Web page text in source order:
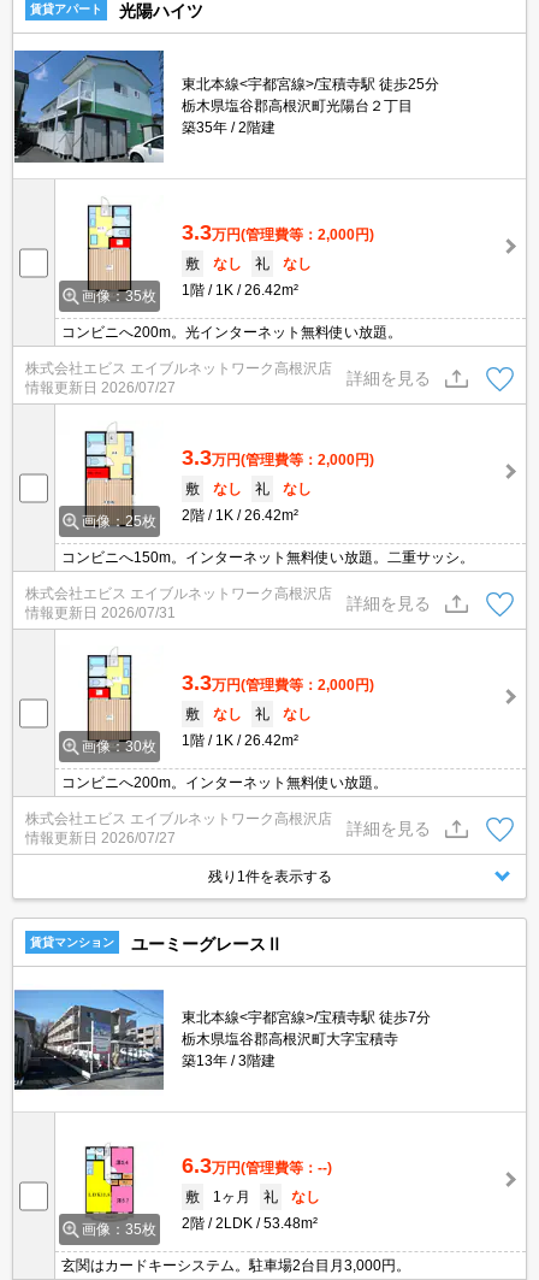
賃貸アパート 光陽ハイツ
東北本線<宇都宮線>/宝積寺駅 徒歩25分
栃木県塩谷郡高根沢町光陽台２丁目
築35年
2階建
画像：35枚
3.3万円(管理費等：2,000円)
敷
なし 礼
なし
1階
1K 26.42m²
コンビニへ200m。光インターネット無料使い放題。
株式会社エビス エイブルネットワーク高根沢店
情報更新日 2026/07/27
詳細を見る
画像：25枚
3.3万円(管理費等：2,000円)
敷
なし 礼
なし
2階
1K 26.42m²
コンビニへ150m。インターネット無料使い放題。二重サッシ。
株式会社エビス エイブルネットワーク高根沢店
情報更新日 2026/07/31
詳細を見る
画像：30枚
3.3万円(管理費等：2,000円)
敷
なし 礼
なし
1階
1K 26.42m²
コンビニへ200m。インターネット無料使い放題。
株式会社エビス エイブルネットワーク高根沢店
情報更新日 2026/07/27
詳細を見る
残り1件を表示する
賃貸マンション ユーミーグレースⅡ
東北本線<宇都宮線>/宝積寺駅 徒歩7分
栃木県塩谷郡高根沢町大字宝積寺
築13年
3階建
画像：35枚
6.3万円(管理費等：--)
敷
1ヶ月 礼
なし
2階
2LDK 53.48m²
玄関はカードキーシステム。駐車場2台目月3,000円。